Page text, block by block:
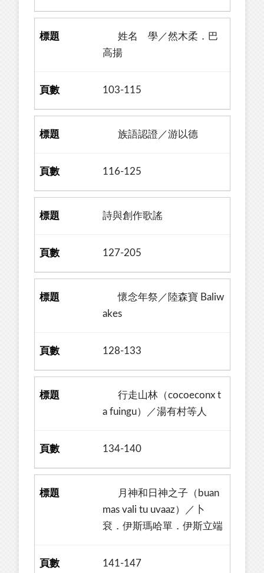
姓名 學／然木柔．巴
高揚
103-115
族語認證／游以德
116-125
詩與創作歌謠
127-205
懷念年祭／陸森寶 Baliw
akes
128-133
行走山林（cocoeconx t
a fuingu）／湯有村等人
134-140
月神和日神之子（buan
mas vali tu uvaaz）／卜
袞．伊斯瑪哈單．伊斯立端
141-147